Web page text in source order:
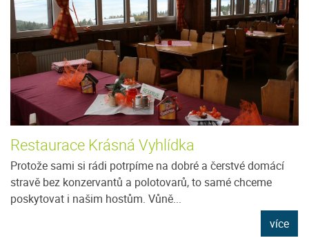
Restaurace Krásná Vyhlídka
Protože sami si rádi potrpíme na dobré a čerstvé domácí
stravě bez konzervantů a polotovarů, to samé chceme
poskytovat i našim hostům. Vůně...
více